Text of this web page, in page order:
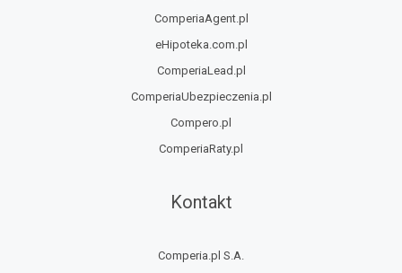
ComperiaAgent.pl
eHipoteka.com.pl
ComperiaLead.pl
ComperiaUbezpieczenia.pl
Compero.pl
ComperiaRaty.pl
Kontakt
Comperia.pl S.A.